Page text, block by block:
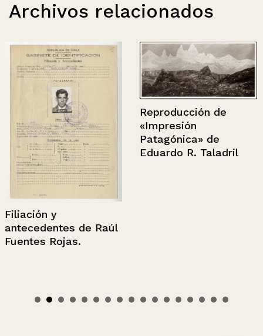
Archivos relacionados
Filiación y
antecedentes de Raúl
Fuentes Rojas.
Reproducción de
«Impresión
Patagónica» de
Eduardo R. Taladril